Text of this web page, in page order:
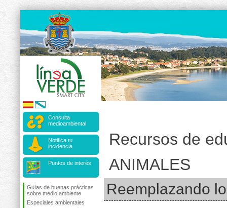
Consulta
medioambiental
Notifica tu
incidencia
Puntos de interés
Guías de buenas prácticas
sobre medio ambiente
Especiales ambientales
Recursos de
ANIMALES
Reemplazando